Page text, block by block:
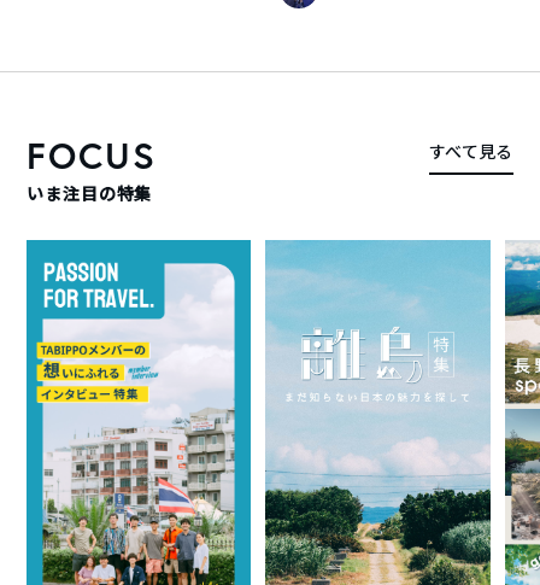
FOCUS
いま注目の特集
すべて見る